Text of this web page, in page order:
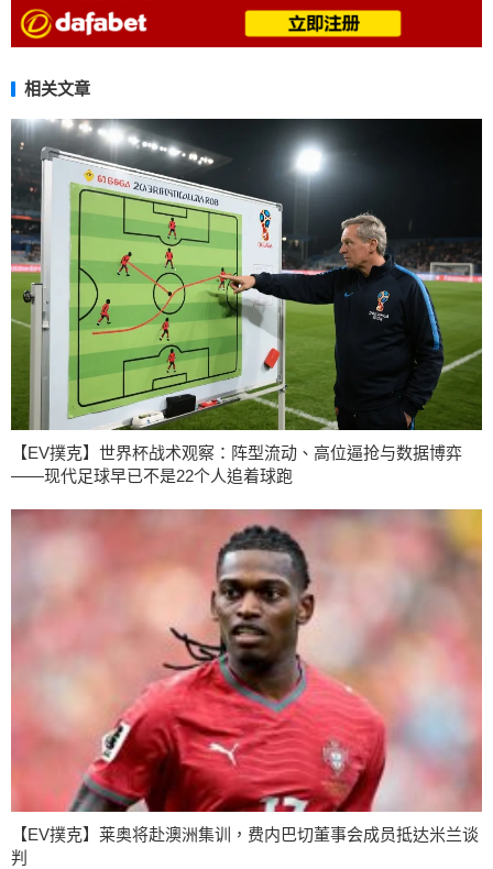
相关文章
【EV撲克】世界杯战术观察：阵型流动、高位逼抢与数据博弈
——现代足球早已不是22个人追着球跑
【EV撲克】莱奥将赴澳洲集训，费内巴切董事会成员抵达米兰谈
判